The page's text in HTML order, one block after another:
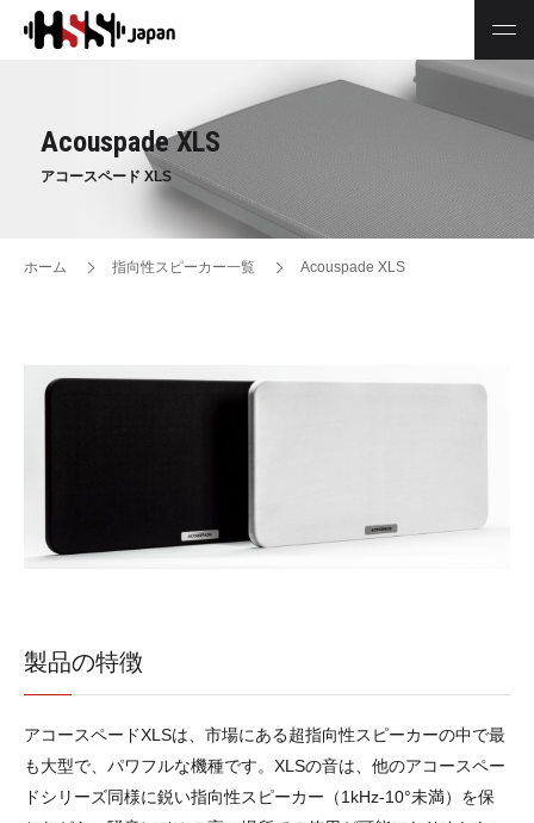
Acouspade XLS
アコースペード XLS
ホーム 指向性スピーカー一覧 Acouspade XLS
製品の特徴
アコースペードXLSは、市場にある超指向性スピーカーの中で最
も大型で、パワフルな機種です。XLSの音は、他のアコースペー
ドシリーズ同様に鋭い指向性スピーカー（1kHz-10°未満）を保